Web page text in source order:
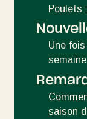
Poulets
Une
saison